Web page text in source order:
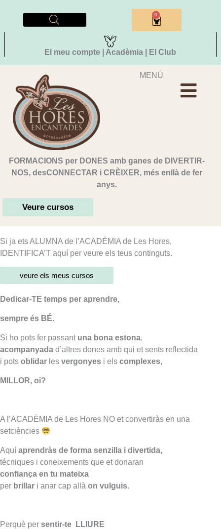
El meu compte | Acadèmia | El Club
0
Cistella
FORMACIONS per DONES amb ganes de DIVERTIR-
NOS, desCONNECTAR i CRÈIXER, més enllà de fer
anys.
Veure cursos
MENÚ
Si ja ets ALUMNA de l’ACADÈMIA de Les Hores,
IDENTIFICA’T aquí per veure els teus continguts.
veure els meus cursos
Dedicar-TE temps per aprendre,
sempre és BÉ.
Si ho pots fer passant una bona estona,
acompanyada d’altres dones amb qui et sents reflectida
i pots oblidar les vergonyes i els complexes,
MILLOR, oi?
A l’ACADÈMIA de Les Hores NO et convertiràs en una
setciències
Aquí aprendràs de forma senzilla i divertida,
técniques i coneixements que et donaran
confiança en tu mateixa
per brillar i anar cap allà on vulguis.
Perquè per sentir-te LLIURE